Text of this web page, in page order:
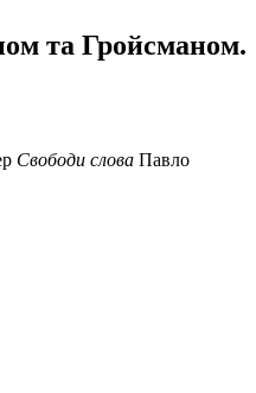
та Гройсманом.
Свободи слова Павло